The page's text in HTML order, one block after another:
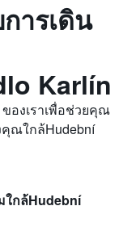
ารเดิน
Karlín
องเราเพื่อช่วยคุณ
ณใกล้Hudební
ใกล้Hudební